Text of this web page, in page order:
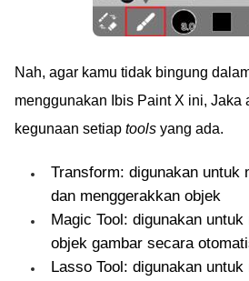
Nah, agar kamu tidak bingung
menggunakan Ibis Paint X ini, Jaka
kegunaan setiap tools yang ada.
Transform: digunakan untuk
dan menggerakkan objek
Magic Tool: digunakan
objek gambar secara
Lasso Tool: digunakan